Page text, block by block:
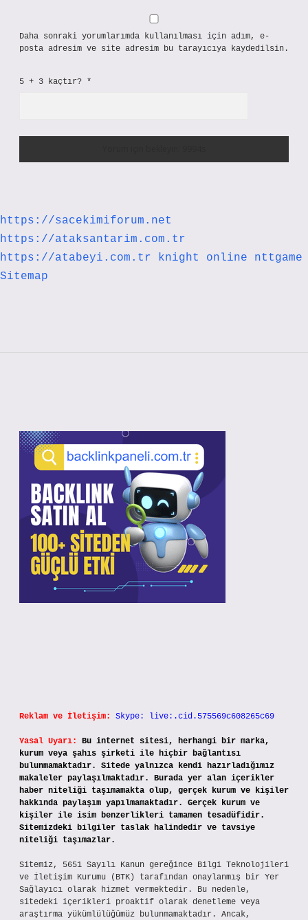
Daha sonraki yorumlarımda kullanılması için adım, e-
posta adresim ve site adresim bu tarayıcıya kaydedilsin.
5 + 3 kaçtır? *
https://sacekimiforum.net
https://ataksantarim.com.tr
https://atabeyi.com.tr
knight online
nttgame
Sitemap
Reklam ve İletişim: Skype: live:.cid.575569c608265c69
Yasal Uyarı:
Bu internet sitesi, herhangi bir marka,
kurum veya şahıs şirketi ile hiçbir bağlantısı
bulunmamaktadır. Sitede yalnızca kendi hazırladığımız
makaleler paylaşılmaktadır. Burada yer alan içerikler
haber niteliği taşımamakta olup, gerçek kurum ve kişiler
hakkında paylaşım yapılmamaktadır. Gerçek kurum ve
kişiler ile isim benzerlikleri tamamen tesadüfidir.
Sitemizdeki bilgiler taslak halindedir ve tavsiye
niteliği taşımazlar.
Sitemiz, 5651 Sayılı Kanun gereğince Bilgi Teknolojileri
ve İletişim Kurumu (BTK) tarafından onaylanmış bir Yer
Sağlayıcı olarak hizmet vermektedir. Bu nedenle,
sitedeki içerikleri proaktif olarak denetleme veya
araştırma yükümlülüğümüz bulunmamaktadır. Ancak,